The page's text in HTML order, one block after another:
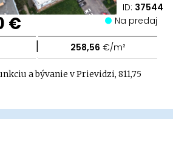
ID: 37544
€ Na predaj
| 258,56 €/m²
a bývanie v Prievidzi, 811,75